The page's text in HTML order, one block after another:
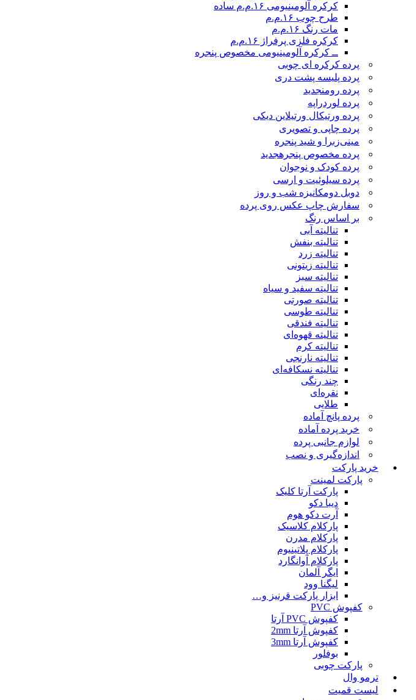
کرکره آلومینیومی ۱۶.م.م ساده
طرح چوب ۱۶.م.م
مات رنگ ۱۶.م.م
کرکره فلزی پرفراژ ۱۶.م.م
ــ کرکره آلومینیومی مخصوص پنجره
پرده کرکره ای چوبی
پرده پلیسه پشت دری
پرده رومنجدید
پرده لوردراپه
پرده ورتیکال ورتیلاین دیکی
پرده چاپی و تصویری
مینی‌زبرا و شید پنجره
پرده مخصوص پنجرهجدید
پرده کودک و نوجوان
پرده سیلوئیت و ارسی
دوبل دومکانیزه شب و روز
سفارش چاپ عکس روی پرده
بر اساس رنگ
تنالیته آبی
تنالیته بنفش
تنالیته زرد
تنالیته زیتونی
تنالیته سبز
تنالیته سفید و سیاه
تنالیته صورتی
تنالیته طوسی
تنالیته فندقی
تنالیته قهوه‌ای
تنالیته کرم
تنالیته نارنجی
تنالیته نسکافه‌ای
چند رنگی
نقره‌ای
طلایی
پرده پانچ آماده
خرید پرده آماده
لوازم جانبی پرده
اندازه‌گیری و نصب
خرید پارکت
پارکت لمینت
پارکت آرتا کلیک
دیبا دکو
آرت دکو هوم
پارکلام کلاسیک
پارکلام مدرن
پارکلام پلاتینیوم
پارکلام آوانگارد
ایگر آلمان
لیگنا وود
ابزار پارکت قرنیز و…
کفپوش PVC
کفپوش PVC آرتا
کفپوش آرتا 2mm
کفپوش آرتا 3mm
بوفلور
پارکت چوبی
ترمو وال
لیست قمیت